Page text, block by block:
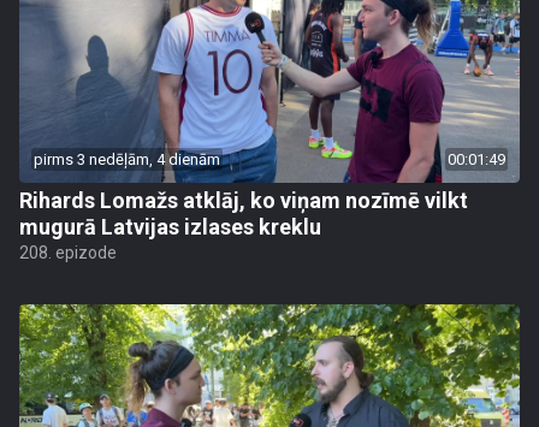
pirms 3 nedēļām, 4 dienām 00:01:49
Rihards Lomažs atklāj, ko viņam nozīmē vilkt
mugurā Latvijas izlases kreklu
208. epizode